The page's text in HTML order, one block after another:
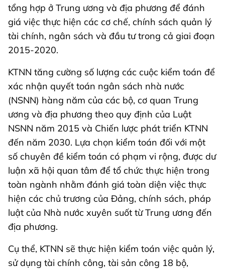
tổng hợp ở Trung ương và địa phương để đánh
giá việc thực hiện các cơ chế, chính sách quản lý
tài chính, ngân sách và đầu tư trong cả giai đoạn
2015-2020.
KTNN tăng cường số lượng các cuộc kiểm toán để
xác nhận quyết toán ngân sách nhà nước
(NSNN) hàng năm của các bộ, cơ quan Trung
ương và địa phương theo quy định của Luật
NSNN năm 2015 và Chiến lược phát triển KTNN
đến năm 2030. Lựa chọn kiểm toán đối với một
số chuyên đề kiểm toán có phạm vi rộng, được dư
luận xã hội quan tâm để tổ chức thực hiện trong
toàn ngành nhằm đánh giá toàn diện việc thực
hiện các chủ trương của Đảng, chính sách, pháp
luật của Nhà nước xuyên suốt từ Trung ương đến
địa phương.
Cụ thể, KTNN sẽ thực hiện kiểm toán việc quản lý,
sử dụng tài chính công, tài sản công 18 bộ,